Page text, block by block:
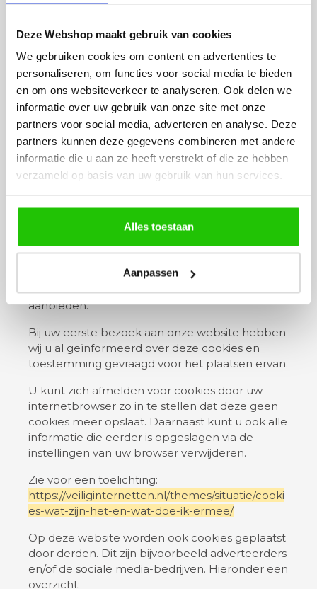
Deze Webshop maakt gebruik van cookies
We gebruiken cookies om content en advertenties te
personaliseren, om functies voor social media te bieden
en om ons websiteverkeer te analyseren. Ook delen we
informatie over uw gebruik van onze site met onze
partners voor social media, adverteren en analyse. Deze
partners kunnen deze gegevens combineren met andere
informatie die u aan ze heeft verstrekt of die ze hebben
verzameld op basis van uw gebruik van hun services.
Alles toestaan
Aanpassen
Cookies, of vergelijkbare technieken, die wij
gebruiken
Barco Lichttotaal bv gebruikt functionele,
analytische en tracking cookies. Een cookie is
een klein tekstbestand dat bij het eerste
bezoek aan deze website wordt opgeslagen in
de browser van uw computer, tablet of
smartphone. Barco Lichttotaal bv gebruikt
cookies met een puur technische functionaliteit.
Deze zorgen ervoor dat de website naar
voorkeursinstellingen onthouden worden. Deze
cookies worden ook gebruikt om de website
goed te laten werken en deze te kunnen
die uw surfgedrag bijhouden zodat we op maat
gemaakte content en advertenties kunnen
aanbieden.
Bij uw eerste bezoek aan onze website hebben
wij u al geïnformeerd over deze cookies en
toestemming gevraagd voor het plaatsen ervan.
U kunt zich afmelden voor cookies door uw
internetbrowser zo in te stellen dat deze geen
cookies meer opslaat. Daarnaast kunt u ook alle
informatie die eerder is opgeslagen via de
instellingen van uw browser verwijderen.
Zie voor een toelichting:
https://veiliginternetten.nl/themes/situatie/cooki
es-wat-zijn-het-en-wat-doe-ik-ermee/
Op deze website worden ook cookies geplaatst
door derden. Dit zijn bijvoorbeeld adverteerders
en/of de sociale media-bedrijven. Hieronder een
overzicht: